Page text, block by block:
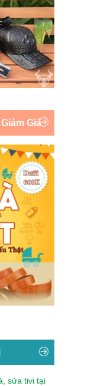
Giá
sửa tivi tại